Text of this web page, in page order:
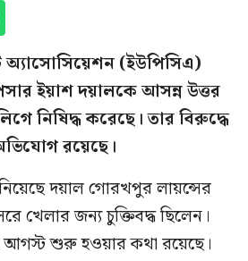
অ্যাসোসিয়েশন (ইউপিসিএ)
ইয়াশ দয়ালকে আসন্ন উত্তর
নিষিদ্ধ করেছে। তার বিরুদ্ধে
রয়েছে।
দয়াল গোরখপুর লায়ন্সের
খেলার জন্য চুক্তিবদ্ধ ছিলেন।
আগস্ট শুরু হওয়ার কথা রয়েছে।